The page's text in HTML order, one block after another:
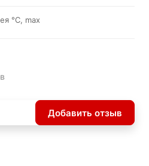
°C, max
Добавить отзыв